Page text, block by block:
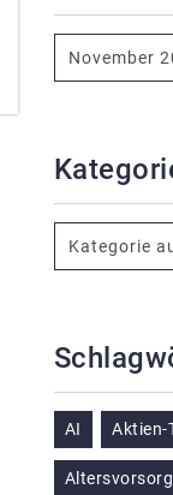
AI Aktien-